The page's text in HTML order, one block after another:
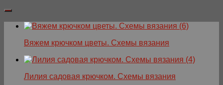
Вяжем крючком цветы. Схемы вязания
Лилия садовая крючком. Схемы вязания